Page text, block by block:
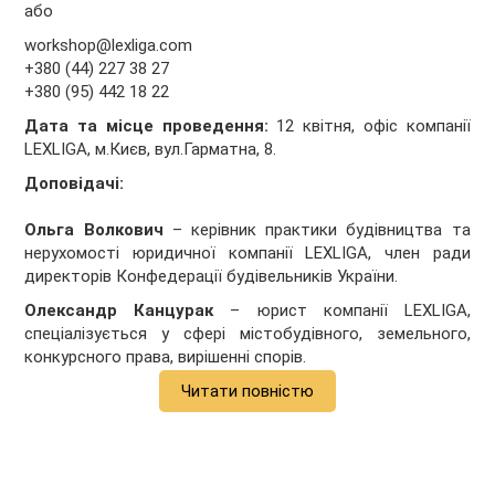
або
workshop@lexliga.com
+380 (44) 227 38 27
+380 (95) 442 18 22
Дата та місце проведення: 12 квітня, офіс компанії
LEXLIGA, м.Києв, вул.Гарматна, 8.
Доповідачі:
Ольга Волкович – керівник практики будівництва та
нерухомості юридичної компанії LEXLIGA, член ради
директорів Конфедерації будівельників України.
Олександр Канцурак– юрист компанії LEXLIGA,
спеціалізується у сфері містобудівного, земельного,
конкурсного права, вирішенні спорів.
Читати повністю